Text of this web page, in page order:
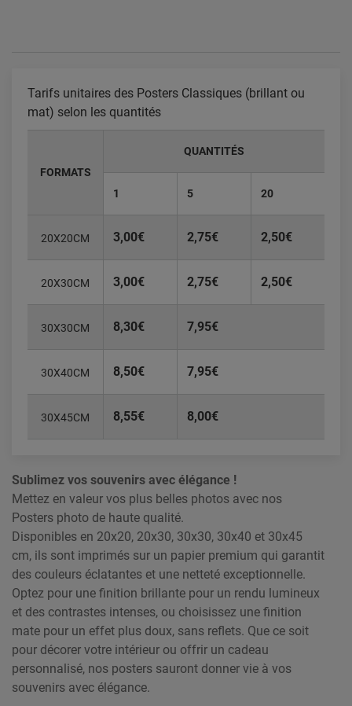
Tarifs unitaires des Posters Classiques (brillant ou
mat) selon les quantités
FORMATS
QUANTITÉS
1 5 20
20X20CM 3,00€ 2,75€ 2,50€
20X30CM 3,00€ 2,75€ 2,50€
30X30CM 8,30€ 7,95€
30X40CM 8,50€ 7,95€
30X45CM 8,55€ 8,00€
Sublimez vos souvenirs avec élégance !
Mettez en valeur vos plus belles photos avec nos
Posters photo de haute qualité.
Disponibles en 20x20, 20x30, 30x30, 30x40 et 30x45
cm, ils sont imprimés sur un papier premium qui garantit
des couleurs éclatantes et une netteté exceptionnelle.
Optez pour une finition brillante pour un rendu lumineux
et des contrastes intenses, ou choisissez une finition
mate pour un effet plus doux, sans reflets. Que ce soit
pour décorer votre intérieur ou offrir un cadeau
personnalisé, nos posters sauront donner vie à vos
souvenirs avec élégance.